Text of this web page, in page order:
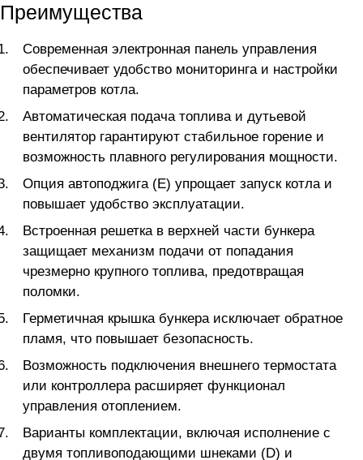
Преимущества
Современная электронная панель управления
обеспечивает удобство мониторинга и настройки
параметров котла.
Автоматическая подача топлива и дутьевой
вентилятор гарантируют стабильное горение и
возможность плавного регулирования мощности.
Опция автоподжига (E) упрощает запуск котла и
повышает удобство эксплуатации.
Встроенная решетка в верхней части бункера
защищает механизм подачи от попадания
чрезмерно крупного топлива, предотвращая
поломки.
Герметичная крышка бункера исключает обратное
пламя, что повышает безопасность.
Возможность подключения внешнего термостата
или контроллера расширяет функционал
управления отоплением.
Варианты комплектации, включая исполнение с
двумя топливоподающими шнеками (D) и